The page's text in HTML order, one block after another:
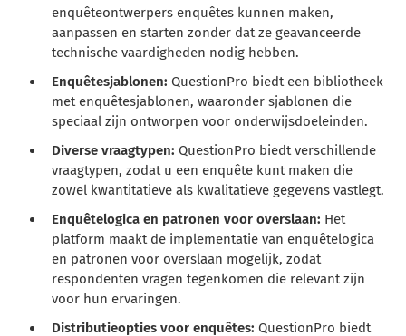
enquêteontwerpers enquêtes kunnen maken,
aanpassen en starten zonder dat ze geavanceerde
technische vaardigheden nodig hebben.
Enquêtesjablonen:QuestionPro biedt een bibliotheek
met enquêtesjablonen, waaronder sjablonen die
speciaal zijn ontworpen voor onderwijsdoeleinden.
Diverse vraagtypen:QuestionPro biedt verschillende
vraagtypen, zodat u een enquête kunt maken die
zowel kwantitatieve als kwalitatieve gegevens vastlegt.
Enquêtelogica en patronen voor overslaan: Het
platform maakt de implementatie van enquêtelogica
en patronen voor overslaan mogelijk, zodat
respondenten vragen tegenkomen die relevant zijn
voor hun ervaringen.
Distributieopties voor enquêtes:QuestionPro biedt